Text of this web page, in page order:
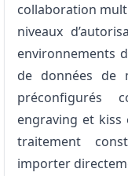
collaboration
niveaux
environnements
de données de
préconfigurés
engraving et
traitement
importer